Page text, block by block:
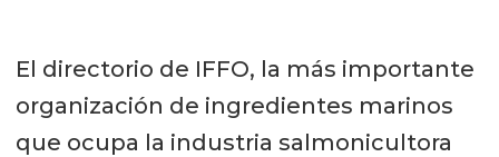
El directorio de IFFO, la más importante
organización de ingredientes marinos
que ocupa la industria salmonicultora